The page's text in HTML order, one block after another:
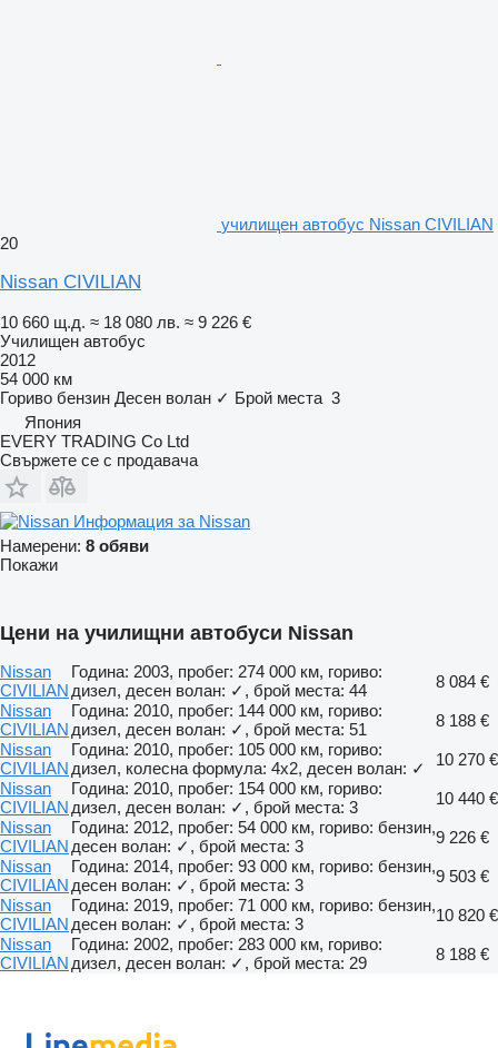
училищен автобус Nissan CIVILIAN
20
Nissan CIVILIAN
10 660 щ.д. ≈ 18 080 лв. ≈ 9 226 €
Училищен автобус
2012
54 000 км
Гориво бензин Десен волан ✓ Брой места 3
Япония
EVERY TRADING Co Ltd
Свържете се с продавача
Информация за Nissan
Намерени: 8 обяви
Покажи
Цени на училищни автобуси Nissan
Nissan
CIVILIAN
Година: 2003, пробег: 274 000 км, гориво:
дизел, десен волан: ✓, брой места: 44
8 084 €
Nissan
CIVILIAN
Година: 2010, пробег: 144 000 км, гориво:
дизел, десен волан: ✓, брой места: 51
8 188 €
Nissan
CIVILIAN
Година: 2010, пробег: 105 000 км, гориво:
дизел, колесна формула: 4x2, десен волан: ✓
10 270 €
Nissan
CIVILIAN
Година: 2010, пробег: 154 000 км, гориво:
дизел, десен волан: ✓, брой места: 3
10 440 €
Nissan
CIVILIAN
Година: 2012, пробег: 54 000 км, гориво: бензин,
десен волан: ✓, брой места: 3
9 226 €
Nissan
CIVILIAN
Година: 2014, пробег: 93 000 км, гориво: бензин,
десен волан: ✓, брой места: 3
9 503 €
Nissan
CIVILIAN
Година: 2019, пробег: 71 000 км, гориво: бензин,
десен волан: ✓, брой места: 3
10 820 €
Nissan
CIVILIAN
Година: 2002, пробег: 283 000 км, гориво:
дизел, десен волан: ✓, брой места: 29
8 188 €